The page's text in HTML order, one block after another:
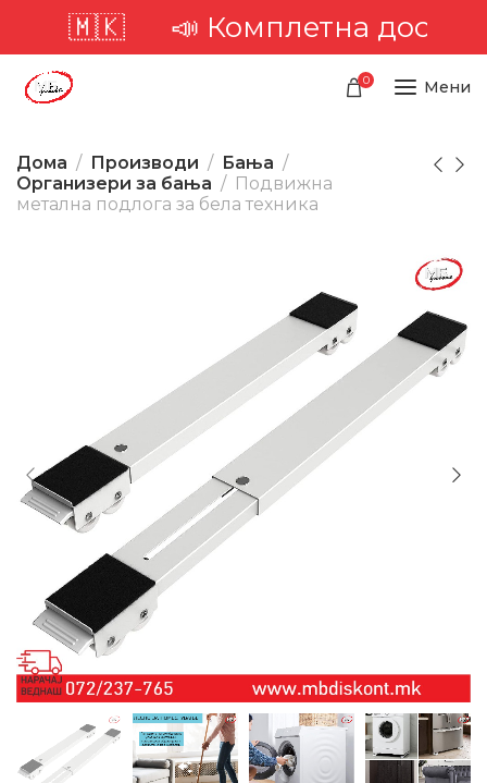
📣 Комплетна достава
0 Мени
Дома Производи
Бања
Организери за бања
Подвижна
метална подлога за бела техника